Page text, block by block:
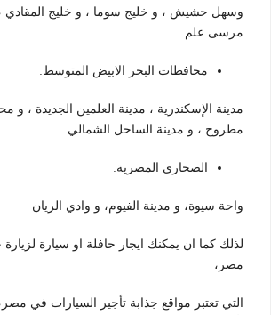
وسهل حشيش ، و خليج سوما ، و خليج المقادي
مرسى علم
محافظات البحر الابيض المتوسط:
مدينة الإسكندرية ، مدينة العلمين الجديدة ،
مطروح ، و مدينة الساحل الشمالي
الصحارى المصرية:
واحة سيوة، و مدينة الفيوم، و وادي الريان
لذلك كما ان يمكنك ايجار حافلة او سيارة
مصر،
التي تعتبر مواقع جذابة تأجير السيارات في